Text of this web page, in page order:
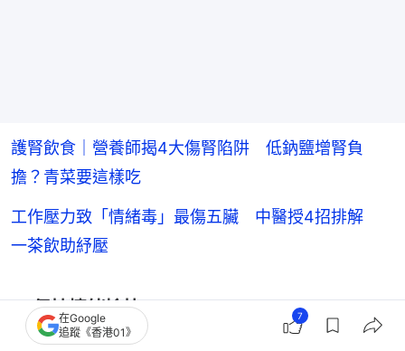
護腎飲食｜營養師揭4大傷腎陷阱 低鈉鹽增腎負
擔？青菜要這樣吃
工作壓力致「情緒毒」最傷五臟 中醫授4招排解
一茶飲助紓壓
4. 保持情緒愉快
中醫認為情緒的波動會影響內臟功能，造成肝鬱氣滯
在Google
追蹤《香港01》
7